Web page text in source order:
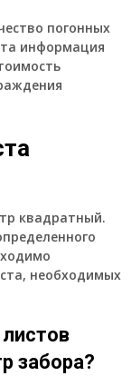
погонных
информация
квадратный.
необходимых
забора?